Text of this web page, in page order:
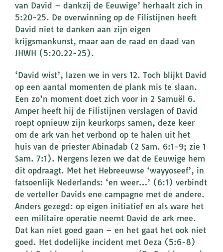
van David – dankzij de Eeuwige’ herhaalt zich in
5:20-25. De overwinning op de Filistijnen heeft
David niet te danken aan zijn eigen
krijgsmankunst, maar aan de raad en daad van
JHWH (5:20.22-25).
‘David wist’, lazen we in vers 12. Toch blijkt David
op een aantal momenten de plank mis te slaan.
Een zo’n moment doet zich voor in 2 Samuël 6.
Amper heeft hij de Filistijnen verslagen of David
roept opnieuw zijn keurkorps samen, deze keer
om de ark van het verbond op te halen uit het
huis van de priester Abinadab (2 Sam. 6:1-9; zie 1
Sam. 7:1). Nergens lezen we dat de Eeuwige hem
dit opdraagt. Met het Hebreeuwse ‘wayyoseef’, in
fatsoenlijk Nederlands: ‘en weer…’ (6:1) verbindt
de verteller Davids ene campagne met de andere.
Anders gezegd: op eigen initiatief en als ware het
een militaire operatie neemt David de ark mee.
Dat kan niet goed gaan – en het gaat het ook niet
goed. Het dodelijke incident met Oeza (5:6-8)